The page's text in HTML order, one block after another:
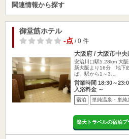
関連情報から探す
御堂筋ホテル
-点/ 0 件
大阪府 / 大阪市中央
安治川口駅5.28km 大
新大阪より16分 地下
ば」駅から1～3…
営業時間 18:30～
入浴料金 ～
宿泊 単純温泉・単純
楽天トラベルの宿泊プ